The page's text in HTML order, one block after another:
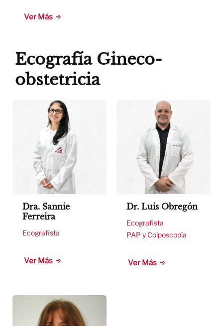
Ver Más
Ecografía Gineco-
obstetricia
Dra. Sannie
Ferreira
Ecografista
Ver Más
Dr. Luis Obregón
Ecografista
PAP y Colposcopía
Ver Más